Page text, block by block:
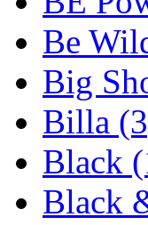
Be
Big
Billa
Black
Black